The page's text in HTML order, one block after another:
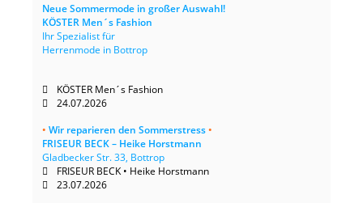
Neue Sommermode in großer Auswahl!
KÖSTER Men´s Fashion
Ihr Spezialist für
Herrenmode in Bottrop
KÖSTER Men´s Fashion
24.07.2026
• Wir reparieren den Sommerstress•
FRISEUR BECK – Heike Horstmann
Gladbecker Str. 33, Bottrop
FRISEUR BECK • Heike Horstmann
23.07.2026